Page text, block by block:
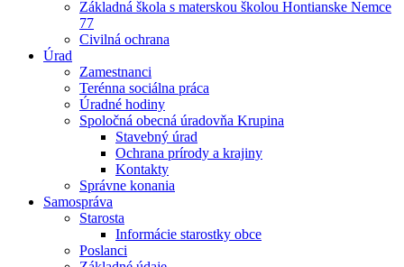
Základná škola s materskou školou Hontianske Nemce
77
Civilná ochrana
Úrad
Zamestnanci
Terénna sociálna práca
Úradné hodiny
Spoločná obecná úradovňa Krupina
Stavebný úrad
Ochrana prírody a krajiny
Kontakty
Správne konania
Samospráva
Starosta
Informácie starostky obce
Poslanci